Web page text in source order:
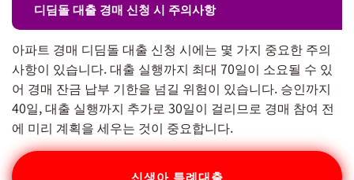
디딤돌 대출 경매 신청 시 주의사항
아파트 경매 디딤돌 대출 신청 시에는 몇 가지 중요한 주의
사항이 있습니다. 대출 실행까지 최대 70일이 소요될 수 있
어 경매 잔금 납부 기한을 넘길 위험이 있습니다. 승인까지
40일, 대출 실행까지 추가로 30일이 걸리므로 경매 참여 전
에 미리 계획을 세우는 것이 중요합니다.
신생아 특례대출